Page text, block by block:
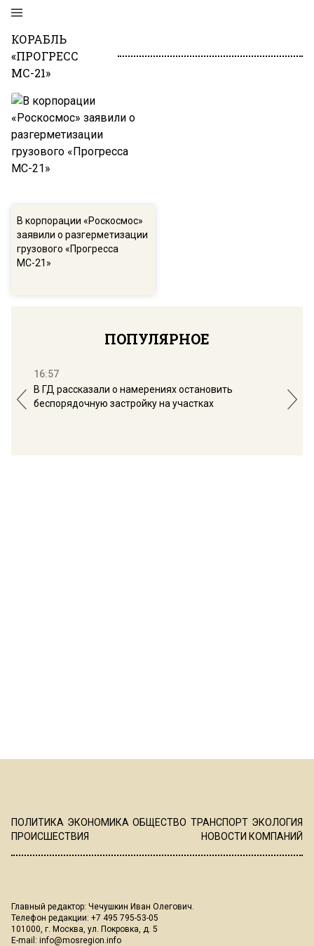
КОРАБЛЬ
«ПРОГРЕСС
МС-21»
В корпорации «Роскосмос»
заявили о разгерметизации
грузового «Прогресса
МС-21»
ПОПУЛЯРНОЕ
16:57
В ГД рассказали о намерениях остановить
беспорядочную застройку на участках
ПОЛИТИКА ЭКОНОМИКА ОБЩЕСТВО ТРАНСПОРТ ЭКОЛОГИЯ
ПРОИСШЕСТВИЯ
НОВОСТИ КОМПАНИЙ
Главный редактор: Чечушкин Иван Олегович.
Телефон редакции: +7 495 795-53-05
101000, г. Москва, ул. Покровка, д. 5
E-mail: info@mosregion.info